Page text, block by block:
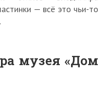
— всё это чьи-то
музея «Дом